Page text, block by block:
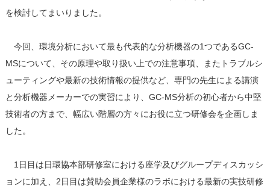
を検討してまいりました。
今回、環境分析において最も代表的な分析機器の1つであるGC-
MSについて、その原理や取り扱い上での注意事項、またトラブルシ
ューティングや最新の技術情報の提供など、専門の先生による講演
と分析機器メーカーでの実習により、GC-MS分析の初心者から中堅
技術者の方まで、幅広い階層の方々にお役に立つ研修会を企画しま
した。
1日目は日環協本部研修室における座学及びグループディスカッシ
ョンに加え、2日目は賛助会員企業様のラボにおける最新の実技研修